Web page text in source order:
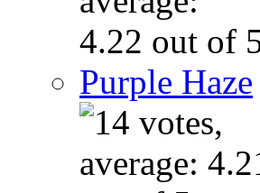
Purple Haze